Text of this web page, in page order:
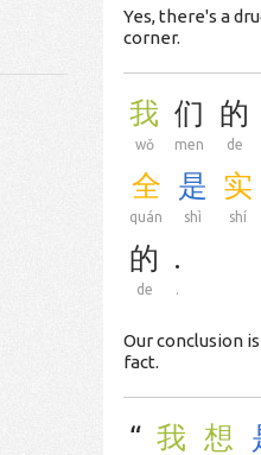
Yes, there's a
corner.
我
wǒ
们
men
的
de
全
quán
是
shì
实
shí
的
de
.
.
Our conclusion
fact.
“ 我 想